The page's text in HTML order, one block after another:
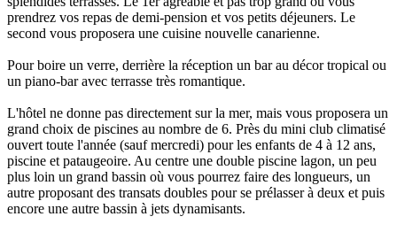
prendrez vos repas de demi-pension et vos petits déjeuners. Le
second vous proposera une cuisine nouvelle canarienne.
Pour boire un verre, derrière la réception un bar au décor tropical ou
un piano-bar avec terrasse très romantique.
L'hôtel ne donne pas directement sur la mer, mais vous proposera un
grand choix de piscines au nombre de 6. Près du mini club climatisé
ouvert toute l'année (sauf mercredi) pour les enfants de 4 à 12 ans,
piscine et pataugeoire. Au centre une double piscine lagon, un peu
plus loin un grand bassin où vous pourrez faire des longueurs, un
autre proposant des transats doubles pour se prélasser à deux et puis
encore une autre bassin à jets dynamisants.